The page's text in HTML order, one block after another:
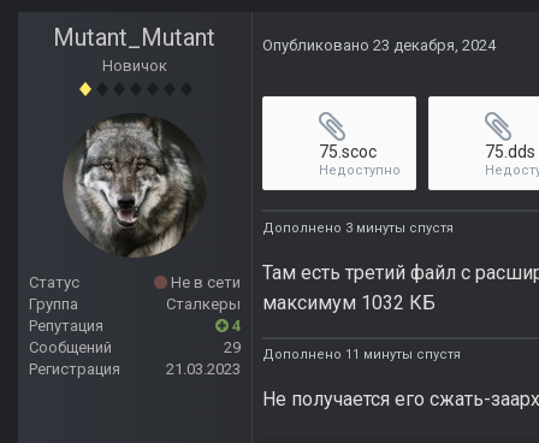
Mutant_Mutant
Новичок
Статус
Не в сети
Группа
Сталкеры
Репутация
4
Сообщений
29
Регистрация
21.03.2023
Опубликовано 23 декабря, 2024
75.scoc
Недоступно
75.dds
Дополнено 3 минуты спустя
Там есть третий файл с
максимум 1032 КБ
Дополнено 11 минуты спустя
Не получается его сжать-